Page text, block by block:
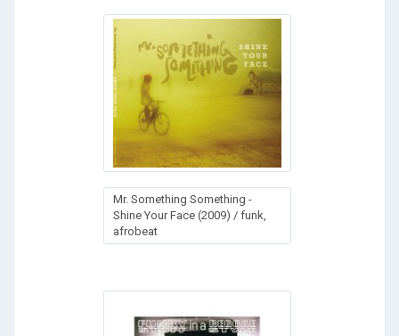
Mr. Something Something -
Shine Your Face (2009) / funk,
afrobeat